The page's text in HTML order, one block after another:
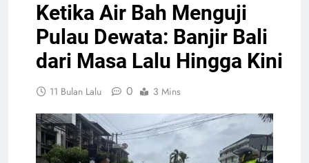
Ketika Air Bah Menguji
Pulau Dewata: Banjir Bali
dari Masa Lalu Hingga Kini
11 Bulan Lalu 0 3 Mins